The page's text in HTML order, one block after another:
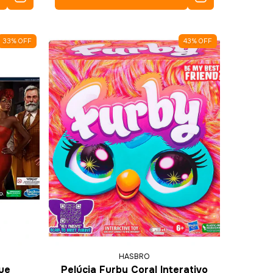
33% OFF 43% OFF
HASBRO
Pelúcia Furby Coral Interativo